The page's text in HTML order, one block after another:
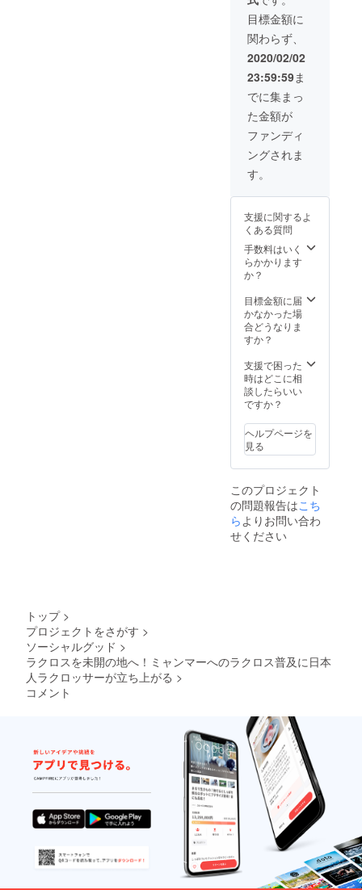
考欄に
ご希望
のお名
前の記
載をお
願いし
ます) ●
オリジ
ナルT
シャツ
(Mサイ
ズ)をご
告会へ
待
(2020年
夏頃を
予定で
す。遠
は電話
会議シ
ステム
等にて
頂く旨
ご了承
くださ
い)
目標金額に
関わらず、
2020/02/02
23:59:59ま
でに集まっ
た金額が
ファンディ
ングされま
す。
支援に関するよ
くある質問
手数料はいく
らかかります
か？
目標金額に届
かなかった場
合どうなりま
すか？
支援で困った
時はどこに相
談したらいい
ですか？
ヘルプページを
見る
このプロジェクト
の問題報告はこち
らよりお問い合わ
せください
トップ >
プロジェクトをさがす >
ソーシャルグッド >
ラクロスを未開の地へ！ミャンマーへのラクロス普及に日本
人ラクロッサーが立ち上がる >
コメント